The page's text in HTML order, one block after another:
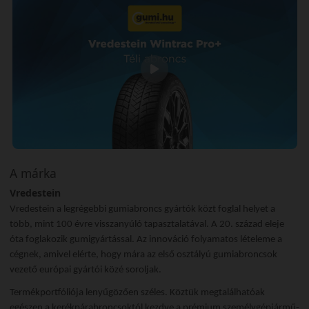
A márka
Vredestein
Vredestein a legrégebbi gumiabroncs gyártók közt foglal helyet a
több, mint 100 évre visszanyúló tapasztalatával. A 20. század eleje
óta foglakozik gumigyártással. Az innováció folyamatos lételeme a
cégnek, amivel elérte, hogy mára az első osztályú gumiabroncsok
vezető európai gyártói közé soroljak.
Termékportfóliója lenyűgözően széles. Köztük megtalálhatóak